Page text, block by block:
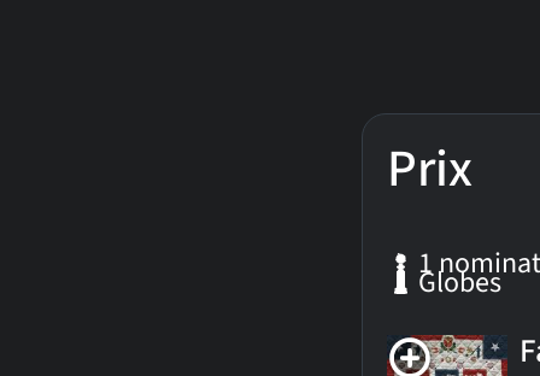
Prix
1
Globes